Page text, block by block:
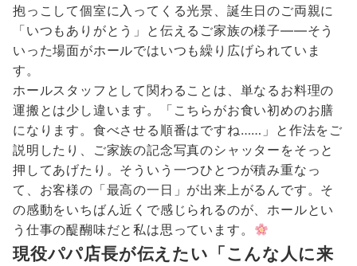
抱っこして個室に入ってくる光景、誕生日のご両親に
「いつもありがとう」と伝えるご家族の様子——そう
いった場面がホールではいつも繰り広げられていま
す。
ホールスタッフとして関わることは、単なるお料理の
運搬とは少し違います。「こちらがお食い初めのお膳
になります。食べさせる順番はですね……」と作法をご
説明したり、ご家族の記念写真のシャッターをそっと
押してあげたり。そういう一つひとつが積み重なっ
て、お客様の「最高の一日」が出来上がるんです。そ
の感動をいちばん近くで感じられるのが、ホールとい
う仕事の醍醐味だと私は思っています。
現役パパ店長が伝えたい「こんな人に来